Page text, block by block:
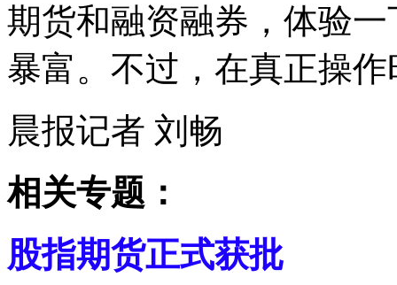
期货和融资融券，体验
暴富。不过，在真正操
晨报记者 刘畅
相关专题：
股指期货正式获批